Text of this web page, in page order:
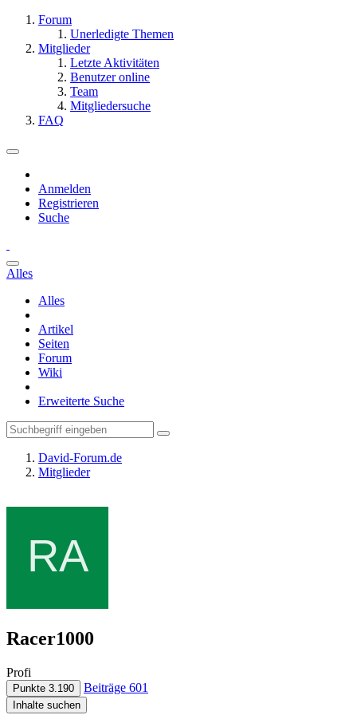
Forum
Unerledigte Themen
Mitglieder
Letzte Aktivitäten
Benutzer online
Team
Mitgliedersuche
FAQ
Anmelden
Registrieren
Suche
Alles
Alles
Artikel
Seiten
Forum
Wiki
Erweiterte Suche
David-Forum.de
Mitglieder
Racer1000
Profi
Punkte 3.190 Beiträge 601
Inhalte suchen